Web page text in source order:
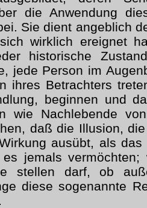
die Anwendung
Sie dient angeblich
wirklich ereignet
historische
jede Person im
ihres Betrachters
beginnen und
wie Nachlebende
daß die Illusion,
ausübt, als
jemals vermöchten;
stellen darf, ob
diese sogenannte